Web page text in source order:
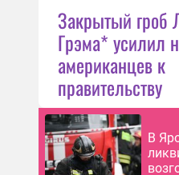
Закрытый гроб
Грэма* усилил
американцев к
правительству
В